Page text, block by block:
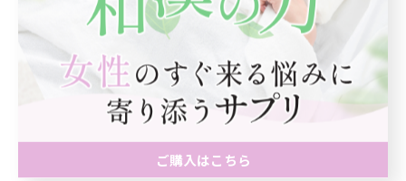
さらに、継続的な利用が大切ですが、効果を焦りすぎて
短期間で判断するのは避けましょう。最低でも1～2か月
は続けてみて、自分の身体の変化を観察しながら、必要
であれば医師や薬剤師に相談するのも安心です。
頻尿サプリメント利用者の口コミを活かす方法
ご購入はこちら